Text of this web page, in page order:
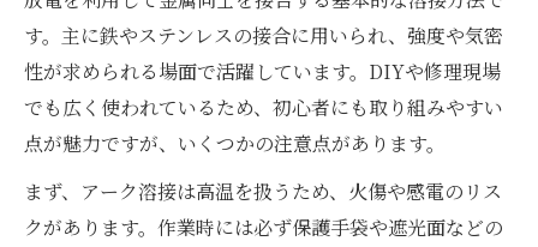
す。主に鉄やステンレスの接合に用いられ、強度や気密
性が求められる場面で活躍しています。DIYや修理現場
でも広く使われているため、初心者にも取り組みやすい
点が魅力ですが、いくつかの注意点があります。
まず、アーク溶接は高温を扱うため、火傷や感電のリス
クがあります。作業時には必ず保護手袋や遮光面などの